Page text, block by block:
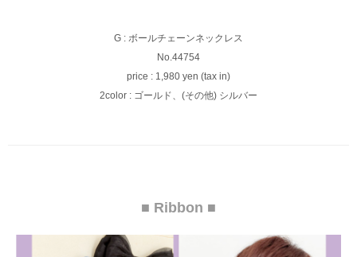
G : ボールチェーンネックレス
No.44754
price : 1,980 yen (tax in)
2color : ゴールド、(その他) シルバー
■ Ribbon ■